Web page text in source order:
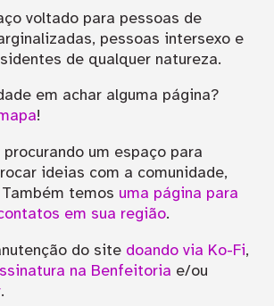
voltado para pessoas de
pessoas intersexo e
de qualquer natureza.
em achar alguma página?
!
um espaço para
ideias com a comunidade,
Também temos uma página para
em sua região.
do site doando via Ko-Fi,
na Benfeitoria e/ou
.